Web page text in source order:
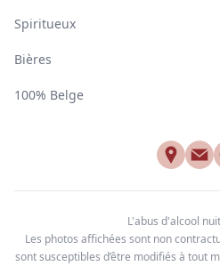
Spiritueux
Bières
100% Belge
L'abus d'alcool
Les photos affichées sont non
sont susceptibles d’être modifiés à tout